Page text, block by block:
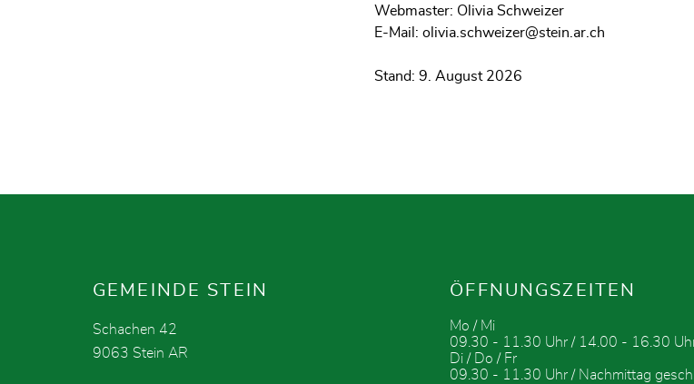
Webmaster: Olivia Schweizer
E-Mail: olivia.schweizer@stein.ar.ch
Stand: 9. August 2026
Fusszeile
GEMEINDE STEIN
Schachen 42
9063 Stein AR
ÖFFNUNGSZEITEN
Mo / Mi
09.30 - 11.30 Uhr / 14.00 - 16.30
Di / Do / Fr
09.30 - 11.30 Uhr / Nachmittag